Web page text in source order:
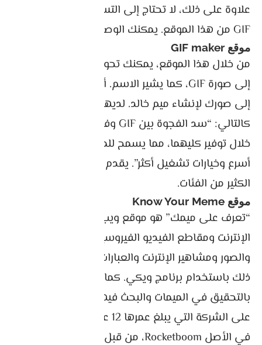
علاوة على ذلك، لا تحتاج إلى التسجيل لتنزيل ملفات
GIF من هذا الموقع. يمكنك الوصول إليها مجانا!
موقع GIF maker
من خلال هذا الموقع، يمكنك تحويل أي شيء تقريبًا
إلى صورة GIF، كما يشير الاسم. أضف تأثيرات فريدة
إلى صورك لإنشاء ميم خالد. لديهم مهمة وهي
خلال توفير كليهما، مما يسمح للمستخدمين بتسليم
الكثير من الفئات.
موقع Know Your Meme
“تعرف على ميمك” هو موقع ويب يوثق ميمات
الإنترنت ومقاطع الفيديو الفيروسية ومقاطع الماكرو
والصور ومشاهير الإنترنت والعبارات الجذابة وما إلى
ذلك باستخدام برنامج ويكي. كما يقوم الموقع أيضًا
بالتحقيق في الميمات والبحث فيها. تم الاستحواذ
على الشركة التي يبلغ عمرها 12 عامًا، والتي أنتجتها